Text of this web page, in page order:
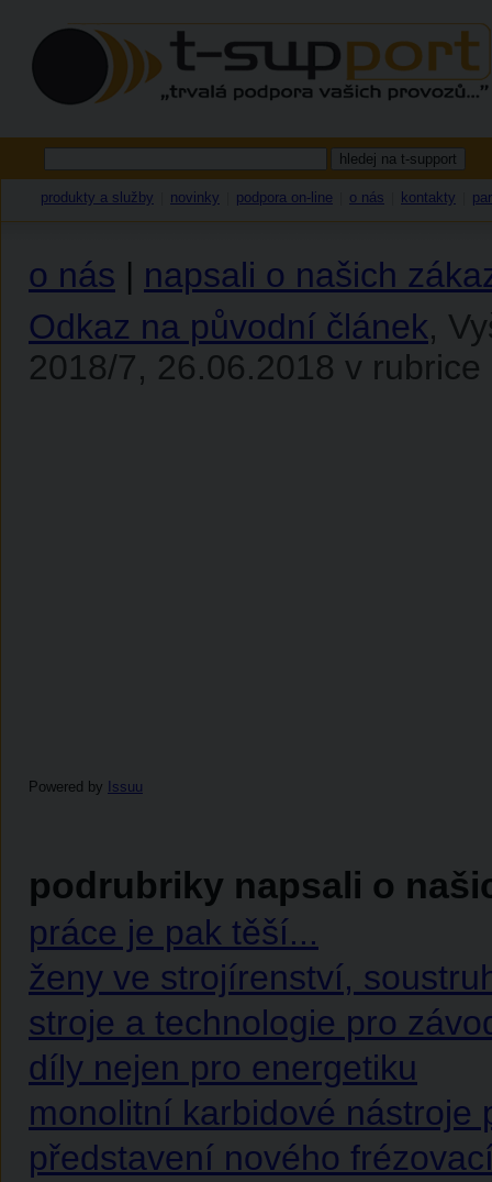
produkty a služby novinky podpora on-line o nás kontakty
o nás | napsali o našich
Odkaz na původní článek,
2018/7, 26.06.2018 v
Powered by Issuu
podrubriky napsali o
práce je pak těší...
ženy ve strojírenství,
stroje a technologie pro
díly nejen pro energetiku
monolitní karbidové nástroje
představení nového